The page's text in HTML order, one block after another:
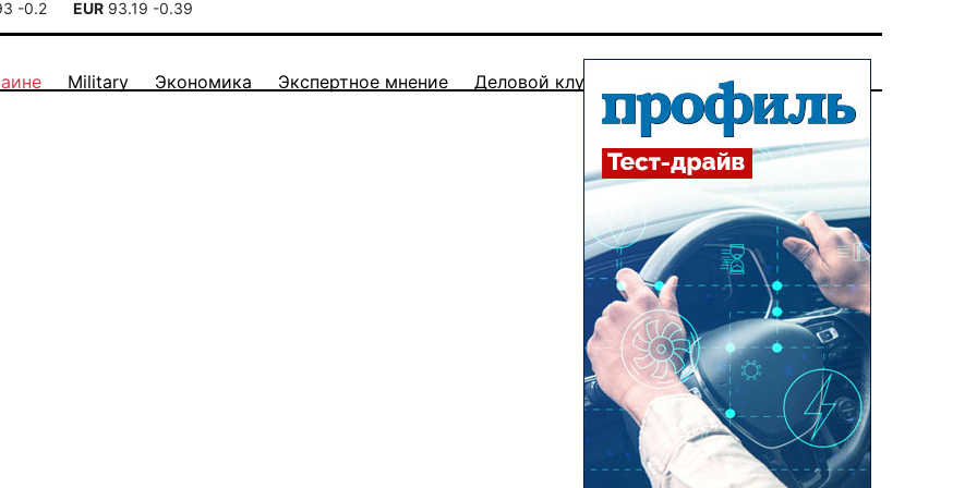
-0.2 EUR 93.19 -0.39
Military Экономика Экспертное мнение Деловой клуб